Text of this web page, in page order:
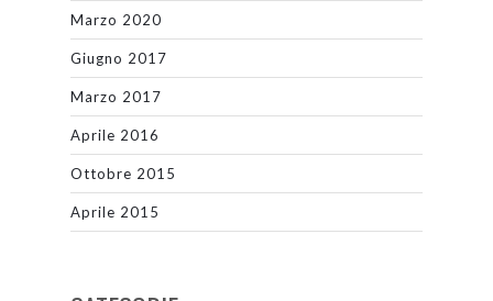
Marzo 2020
Giugno 2017
Marzo 2017
Aprile 2016
Ottobre 2015
Aprile 2015